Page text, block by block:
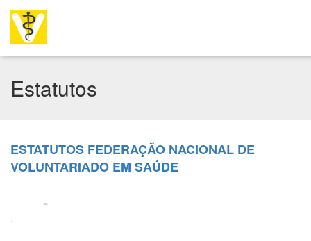
Estatutos
ESTATUTOS FEDERAÇÃO NACIONAL DE
VOLUNTARIADO EM SAÚDE